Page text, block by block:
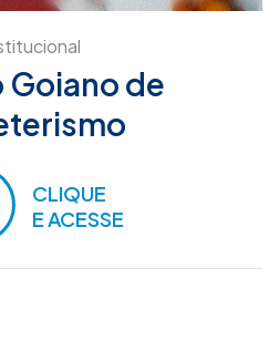
Goiano de
CLIQUE
E ACESSE